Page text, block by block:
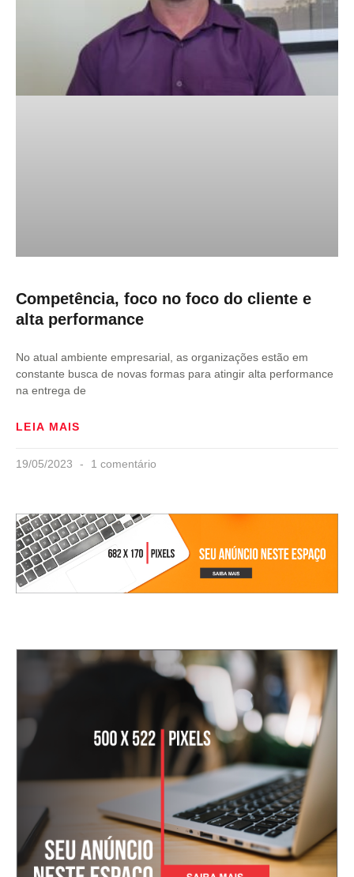
Competência, foco no foco do cliente e
alta performance
No atual ambiente empresarial, as organizações estão em
constante busca de novas formas para atingir alta performance
na entrega de
LEIA MAIS
19/05/2023 1 comentário